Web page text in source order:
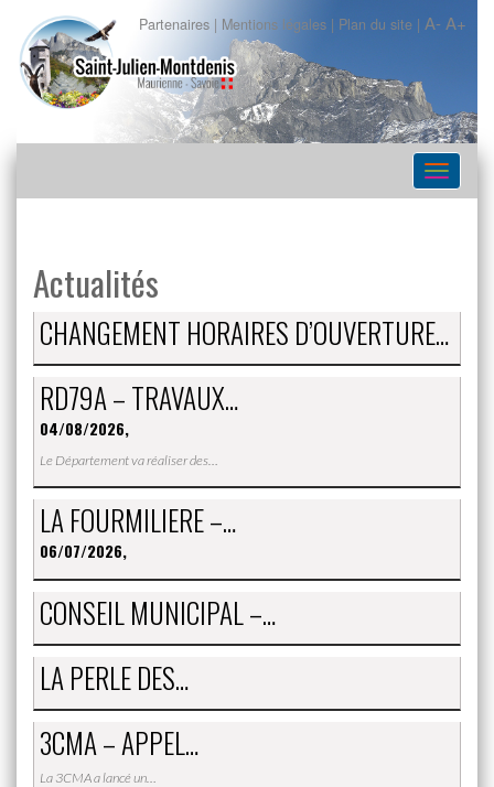
Partenaires | Mentions légales | Plan du site | A- A+
Actualités
CHANGEMENT HORAIRES D’OUVERTURE…
RD79A – TRAVAUX…
04/08/2026,
Le Département va réaliser des…
LA FOURMILIERE –…
06/07/2026,
CONSEIL MUNICIPAL –…
LA PERLE DES…
3CMA – APPEL…
La 3CMA a lancé un…